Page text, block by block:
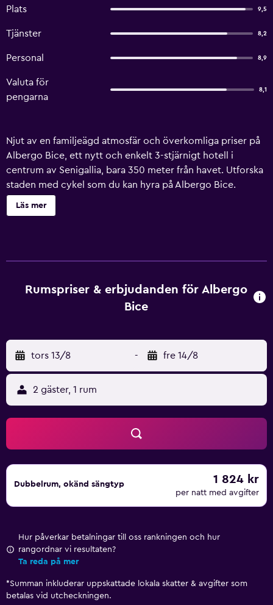
Plats 9,5
Tjänster 8,2
Personal 8,9
Valuta för
pengarna
8,1
Njut av en familjeägd atmosfär och överkomliga priser på
Albergo Bice, ett nytt och enkelt 3-stjärnigt hotell i
centrum av Senigallia, bara 350 meter från havet. Utforska
staden med cykel som du kan hyra på Albergo Bice.
Hotellet har en egen strandklubb där du kan koppla av på
fina sandstränder. Det finns gratis parkering i närheten.
frukostbuffén. Detta välkomnande hotell har ett rymligt
TV-rum med spelbord och piano. Njut av hotellet. Wi-Fi
personer och har en audiovisuell projektor, en skärm,
mikrofoner, Wi-Fi och en whiteboard. Bo i bekväma och
enkelt inredda rum, som alla är anpassade för
funktionshindrade och utrustade med luftkonditionering
och uppvärmning. Välj mellan enkel-, dubbel-, trebädds-
och fyrbäddsrum, de flesta med utsikt över trädgården
eller parken. Albergo Bice ligger inom bekvämt räckhåll
från avfarten på motorväg A14.
Läs mer
Rumspriser & erbjudanden för Albergo
Bice
tors 13/8 - fre 14/8
2 gäster, 1 rum
Dubbelrum, okänd sängtyp 1 824 kr
per natt med avgifter
Hur påverkar betalningar till oss rankningen och hur
rangordnar vi resultaten?
Ta reda på mer
*Summan inkluderar uppskattade lokala skatter & avgifter som
betalas vid utcheckningen.